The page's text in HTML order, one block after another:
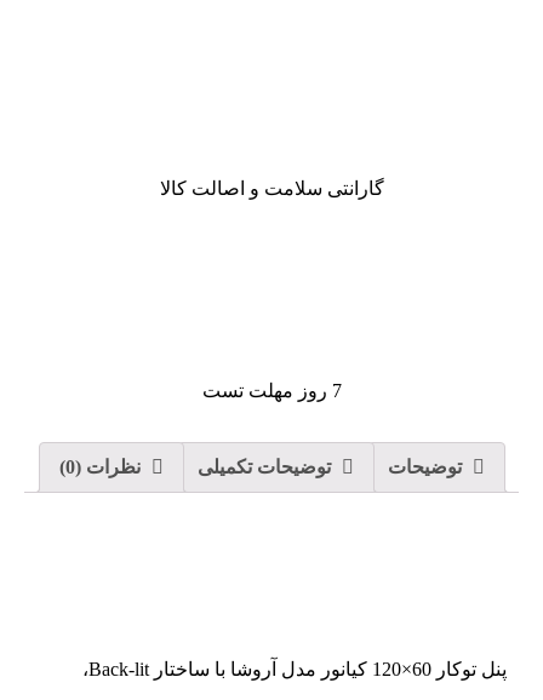
گارانتی سلامت و اصالت کالا
7 روز مهلت تست
توضیحات توضیحات تکمیلی نظرات (0)
پنل توکار 60×120 کیانور مدل آروشا با ساختار Back-lit،